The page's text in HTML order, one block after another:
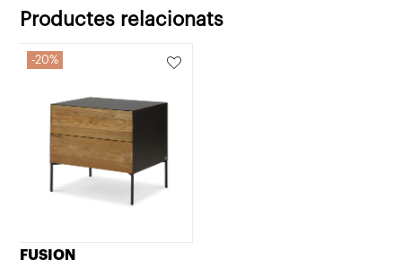
Productes relacionats
20%
FUSION